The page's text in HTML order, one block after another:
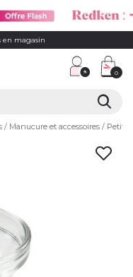
en magasin
0
Manucure et accessoires Petit